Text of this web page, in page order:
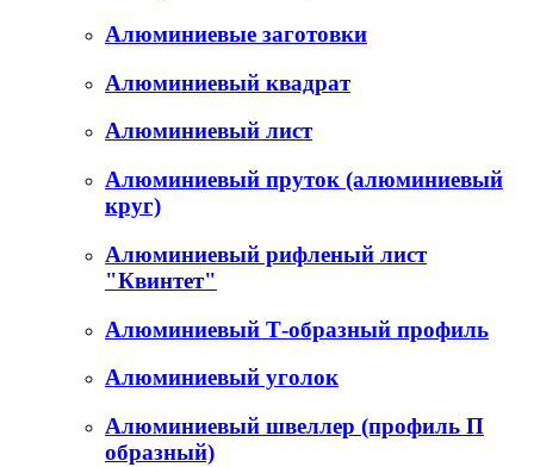
Алюминиевые заготовки
Алюминиевый квадрат
Алюминиевый лист
Алюминиевый пруток (алюминиевый
круг)
Алюминиевый рифленый лист
"Квинтет"
Алюминиевый Т-образный профиль
Алюминиевый уголок
Алюминиевый швеллер (профиль П
образный)